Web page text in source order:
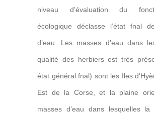
niveau d’évaluation du
écologique déclasse l’état fnal
d’eau. Les masses d’eau dans
qualité des herbiers est très
état général fnal) sont les Iles
Est de la Corse, et la plaine
masses d’eau dans lesquelles la